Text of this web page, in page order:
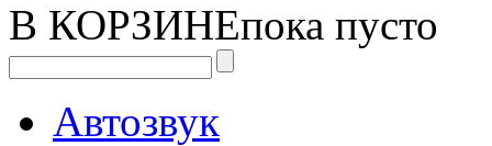
В КОРЗИНЕпока пусто
Автозвук